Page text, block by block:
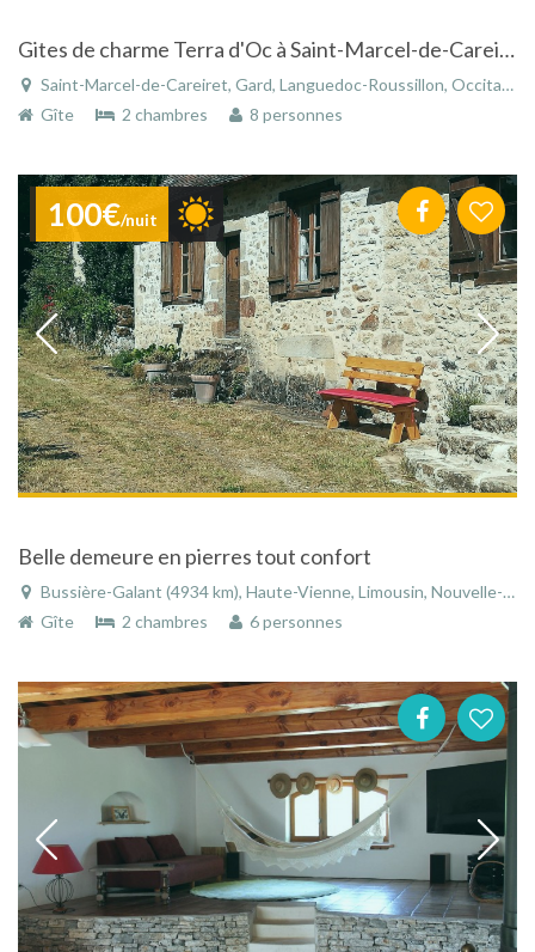
Gites de charme Terra d'Oc à Saint-Marcel-de-Careiret - Languedoc-Roussillon
Saint-Marcel-de-Careiret, Gard, Languedoc-Roussillon, Occitanie, France
Gîte
2 chambres 8 personnes
100€/nuit
Belle demeure en pierres tout confort
Bussière-Galant (4934 km), Haute-Vienne, Limousin, Nouvelle-Aquitaine, France
Gîte
2 chambres 6 personnes